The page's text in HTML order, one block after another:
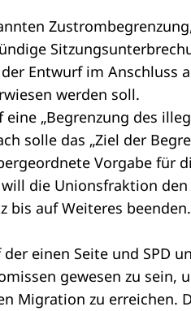
Zustrombegrenzung
Entwurf im Anschluss
werden soll.
„Begrenzung des
solle das „Ziel der
Vorgabe für
die Unionsfraktion den
bis auf Weiteres beenden.
einen Seite und SPD
gewesen zu sein,
Migration zu erreichen.